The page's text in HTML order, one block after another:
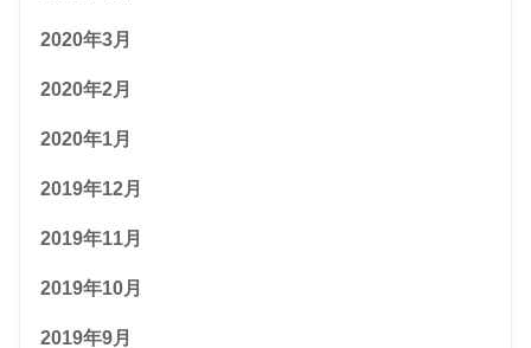
2020年3月
2020年2月
2020年1月
2019年12月
2019年11月
2019年10月
2019年9月